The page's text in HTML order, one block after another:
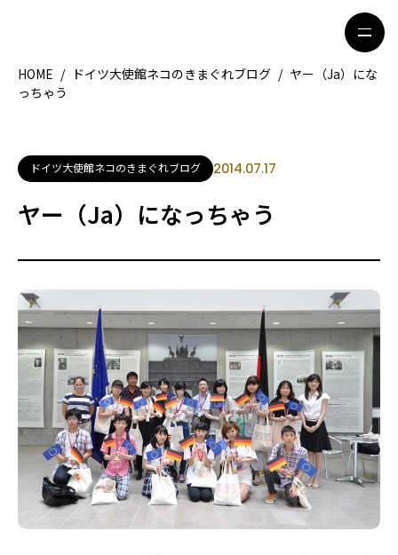
地域別ガイド
グルメ
観光ガイド
留学＆キャリア
著者一覧
ライター募集
HOME / ドイツ大使館ネコのきまぐれブログ / ヤー（Ja）にな
っちゃう
ドイツ大使館ネコのきまぐれブログ 2014.07.17
ヤー（Ja）になっちゃう